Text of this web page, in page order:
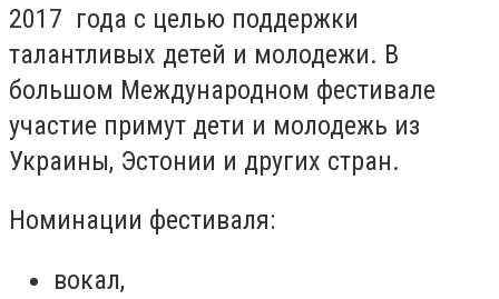
2017 года с целью поддержки
талантливых детей и молодежи. В
большом Международном фестивале
участие примут дети и молодежь из
Украины, Эстонии и других стран.
Номинации фестиваля:
вокал,